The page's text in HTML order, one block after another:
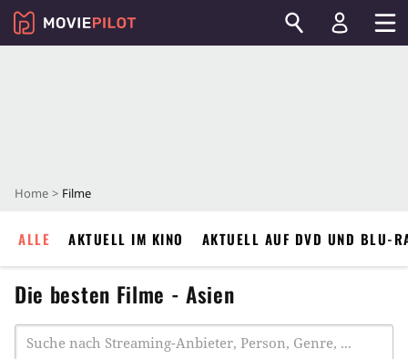
Home Filme
ALLE AKTUELL IM KINO AKTUELL AUF DVD UND BLU-
Die besten Filme - Asien